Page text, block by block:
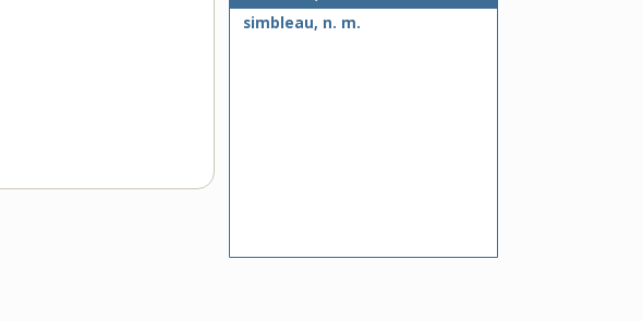
simbleau, n. m.